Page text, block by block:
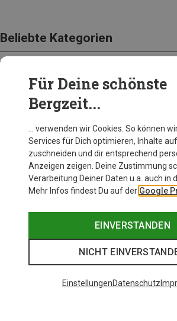
Beliebte Kategorien
BEKLEIDUNG
Für Deine schönste
Bergzeit...
… verwenden wir Cookies. So können
Services für Dich optimieren, Inhalte
zuschneiden und dir entsprechend
Anzeigen zeigen. Deine Zustimmung
Verarbeitung Deiner Daten u.a. auch in
Mehr Infos findest Du auf der Google
EINVERSTANDEN
NICHT
EinstellungenDatenschutz